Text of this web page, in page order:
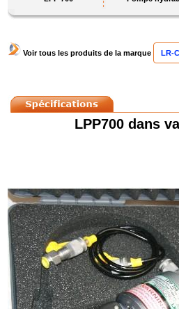
Voir tous les produits de la marque LR-
LPP700 dans